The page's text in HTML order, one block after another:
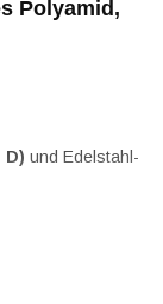
Polyamid,
D) und Edelstahl-